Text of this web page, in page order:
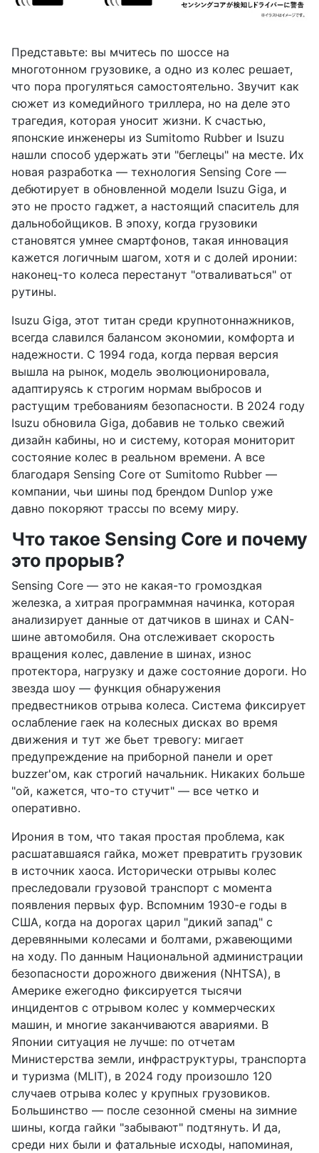
Представьте: вы мчитесь по шоссе на
многотонном грузовике, а одно из колес решает,
что пора прогуляться самостоятельно. Звучит как
сюжет из комедийного триллера, но на деле это
трагедия, которая уносит жизни. К счастью,
японские инженеры из Sumitomo Rubber и Isuzu
нашли способ удержать эти "беглецы" на месте. Их
новая разработка — технология Sensing Core —
дебютирует в обновленной модели Isuzu Giga, и
это не просто гаджет, а настоящий спаситель для
дальнобойщиков. В эпоху, когда грузовики
становятся умнее смартфонов, такая инновация
кажется логичным шагом, хотя и с долей иронии:
наконец-то колеса перестанут "отваливаться" от
рутины.
Isuzu Giga, этот титан среди крупнотоннажников,
всегда славился балансом экономии, комфорта и
надежности. С 1994 года, когда первая версия
вышла на рынок, модель эволюционировала,
адаптируясь к строгим нормам выбросов и
растущим требованиям безопасности. В 2024 году
Isuzu обновила Giga, добавив не только свежий
дизайн кабины, но и систему, которая мониторит
состояние колес в реальном времени. А все
благодаря Sensing Core от Sumitomo Rubber —
компании, чьи шины под брендом Dunlop уже
давно покоряют трассы по всему миру.
Что такое Sensing Core и почему
это прорыв?
Sensing Core — это не какая-то громоздкая
железка, а хитрая программная начинка, которая
анализирует данные от датчиков в шинах и CAN-
шине автомобиля. Она отслеживает скорость
вращения колес, давление в шинах, износ
протектора, нагрузку и даже состояние дороги. Но
звезда шоу — функция обнаружения
предвестников отрыва колеса. Система фиксирует
ослабление гаек на колесных дисках во время
движения и тут же бьет тревогу: мигает
предупреждение на приборной панели и орет
buzzer'ом, как строгий начальник. Никаких больше
"ой, кажется, что-то стучит" — все четко и
оперативно.
Ирония в том, что такая простая проблема, как
расшатавшаяся гайка, может превратить грузовик
в источник хаоса. Исторически отрывы колес
преследовали грузовой транспорт с момента
появления первых фур. Вспомним 1930-е годы в
США, когда на дорогах царил "дикий запад" с
деревянными колесами и болтами, ржавеющими
на ходу. По данным Национальной администрации
безопасности дорожного движения (NHTSA), в
Америке ежегодно фиксируется тысячи
инцидентов с отрывом колес у коммерческих
машин, и многие заканчиваются авариями. В
Японии ситуация не лучше: по отчетам
Министерства земли, инфраструктуры, транспорта
и туризма (MLIT), в 2024 году произошло 120
случаев отрыва колес у крупных грузовиков.
Большинство — после сезонной смены на зимние
шины, когда гайки "забывают" подтянуть. И да,
среди них были и фатальные исходы, напоминая,